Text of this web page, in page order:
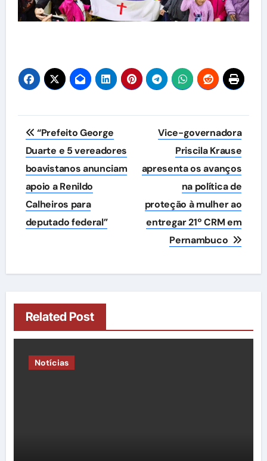
Navegação
de
Post
“Prefeito George
Duarte e 5 vereadores
boavistanos anunciam
apoio a Renildo
Calheiros para
deputado federal”
Vice-governadora
Priscila Krause
apresenta os avanços
na política de
proteção à mulher ao
entregar 21º CRM em
Pernambuco
Related Post
Notícias